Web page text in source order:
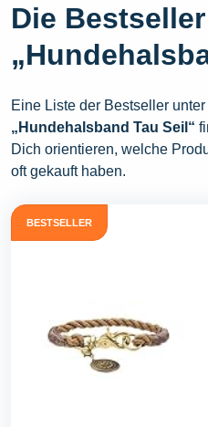
Die
Eine Liste der Bestseller
„Hundehalsband Tau Seil“
Dich orientieren, welche
oft gekauft haben.
BESTSELLER